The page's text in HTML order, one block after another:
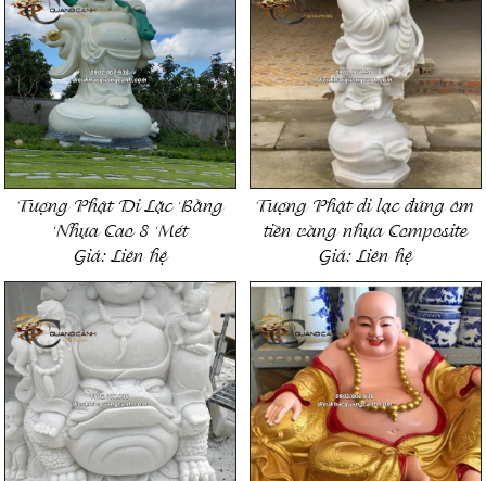
Tượng Phật Di Lặc Bằng
Nhựa Cao 8 Mét
Giá:Liên hệ
Tượng Phật di lạc đứng ôm
tiền vàng nhựa Composite
Giá:Liên hệ